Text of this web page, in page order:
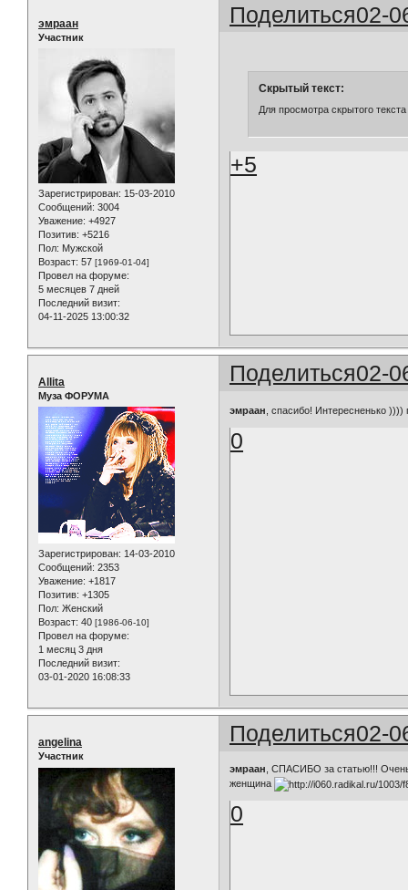
Поделиться02-
эмраан
Участник
Зарегистрирован: 15-03-2010
Сообщений: 3004
Уважение: +4927
Позитив: +5216
Пол: Мужской
Возраст: 57 [1969-01-04]
Провел на форуме:
5 месяцев 7 дней
Последний визит:
04-11-2025 13:00:32
Скрытый текст:
Для просмотра скрытого
+5
Поделиться02-
Allita
Муза ФОРУМА
Зарегистрирован: 14-03-2010
Сообщений: 2353
Уважение: +1817
Позитив: +1305
Пол: Женский
Возраст: 40 [1986-06-10]
Провел на форуме:
1 месяц 3 дня
Последний визит:
03-01-2020 16:08:33
эмраан , спасибо! Интересненько
0
Поделиться02-
angelina
Участник
эмраан , СПАСИБО за статью!!!
женщина
0